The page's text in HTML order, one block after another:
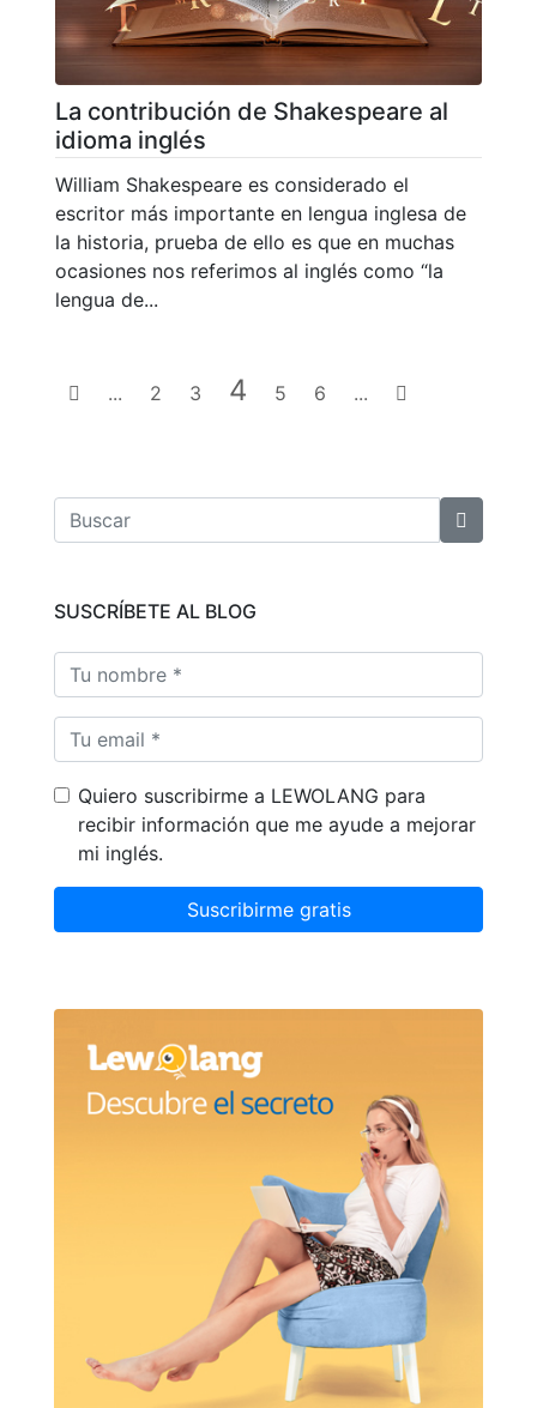
La contribución de Shakespeare al
idioma inglés
William Shakespeare es considerado el
escritor más importante en lengua inglesa de
la historia, prueba de ello es que en muchas
ocasiones nos referimos al inglés como “la
lengua de...
... 2 3 4 5 6 ...
SUSCRÍBETE AL BLOG
Quiero suscribirme a LEWOLANG para
recibir información que me ayude a mejorar
mi inglés.
Suscribirme gratis